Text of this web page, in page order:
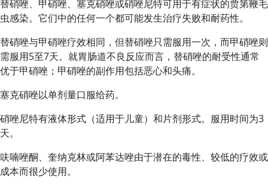
替硝唑、甲硝唑、塞克硝唑或硝唑尼特可用于有症状的贾第鞭毛
虫感染。它们中的任何一个都可能发生治疗失败和耐药性。
替硝唑与甲硝唑疗效相同，但替硝唑只需服用一次，而甲硝唑则
需服用5至7天。就胃肠道不良反应而言，替硝唑的耐受性通常
优于甲硝唑；甲硝唑的副作用包括恶心和头痛。
塞克硝唑以单剂量口服给药。
硝唑尼特有液体形式（适用于儿童）和片剂形式。服用时间为3
天。
呋喃唑酮、奎纳克林或阿苯达唑由于潜在的毒性、较低的疗效或
成本而很少使用。